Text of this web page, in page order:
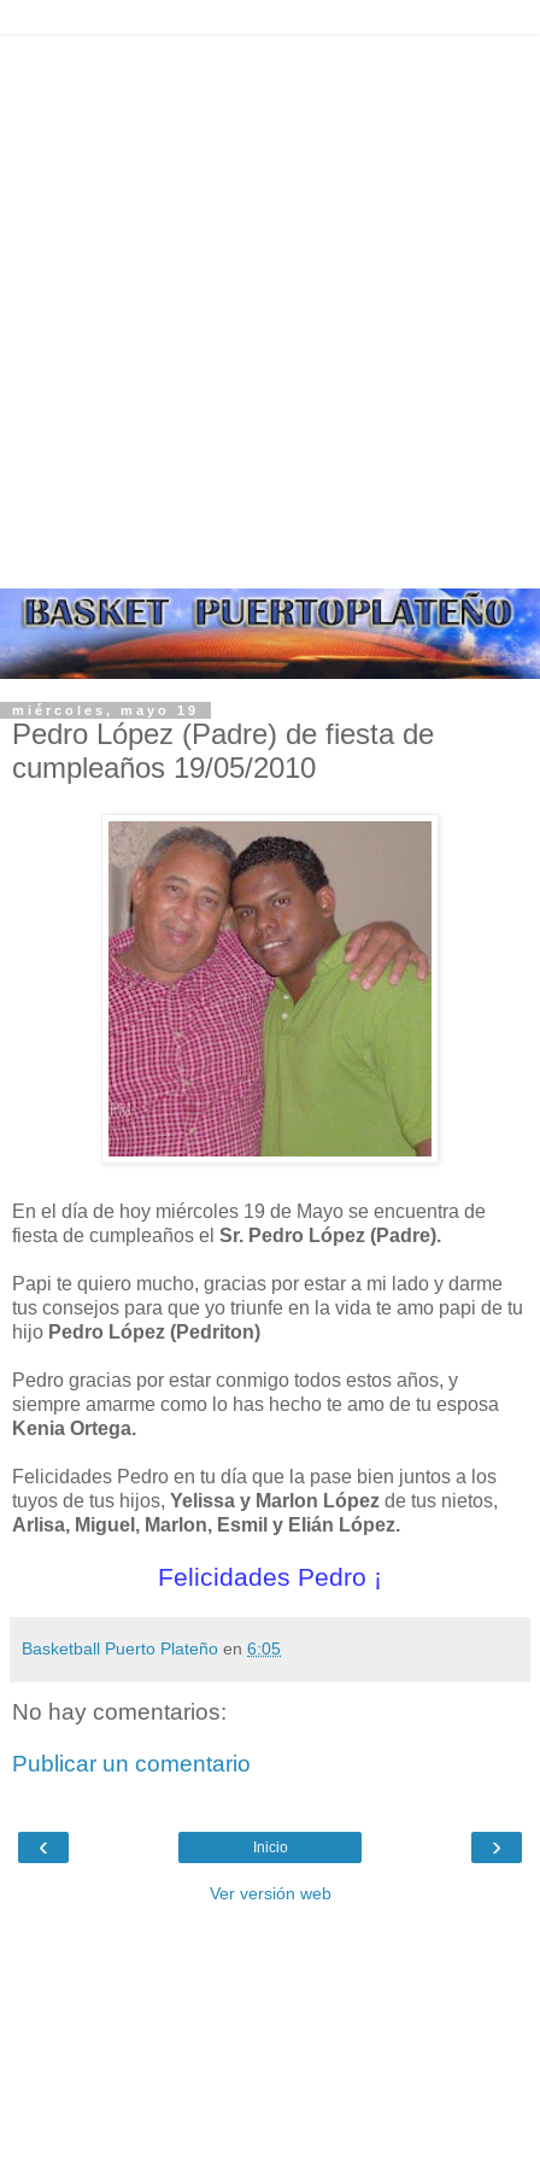
miércoles, mayo 19
Pedro López (Padre) de fiesta de
cumpleaños 19/05/2010
En el día de hoy miércoles 19 de Mayo se encuentra de
fiesta de cumpleaños el Sr. Pedro López (Padre).
Papi te quiero mucho, gracias por estar a mi lado y darme
tus consejos para que yo triunfe en la vida te amo papi de tu
hijo Pedro López (Pedriton)
Pedro gracias por estar conmigo todos estos años, y
siempre amarme como lo has hecho te amo de tu esposa
Kenia Ortega.
Felicidades Pedro en tu día que la pase bien juntos a los
tuyos de tus hijos, Yelissa y Marlon López de tus nietos,
Arlisa, Miguel, Marlon, Esmil y Elián López.
Felicidades Pedro ¡
Basketball Puerto Plateño en 6:05
No hay comentarios:
Publicar un comentario
‹ ›
Inicio
Ver versión web